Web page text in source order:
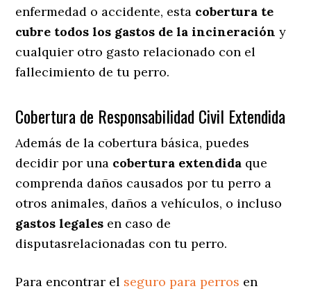
enfermedad o accidente, esta cobertura te
cubre todos los gastos de la incineración y
cualquier otro gasto relacionado con el
fallecimiento de tu perro.
Cobertura de Responsabilidad Civil Extendida
Además de la cobertura básica, puedes
decidir por una cobertura extendida que
comprenda daños causados por tu perro a
otros animales, daños a vehículos, o incluso
gastos legales en caso de
disputasrelacionadas con tu perro.
Para encontrar el seguro para perros en